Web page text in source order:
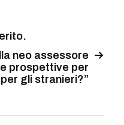
neo assessore
prospettive per
per gli stranieri?”